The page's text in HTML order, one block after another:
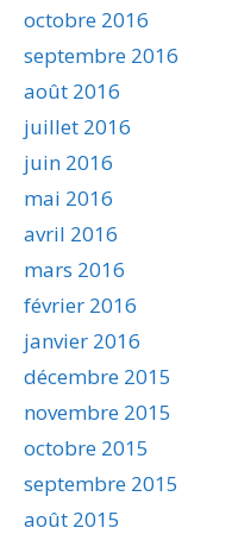
octobre 2016
septembre 2016
août 2016
juillet 2016
juin 2016
mai 2016
avril 2016
mars 2016
février 2016
janvier 2016
décembre 2015
novembre 2015
octobre 2015
septembre 2015
août 2015